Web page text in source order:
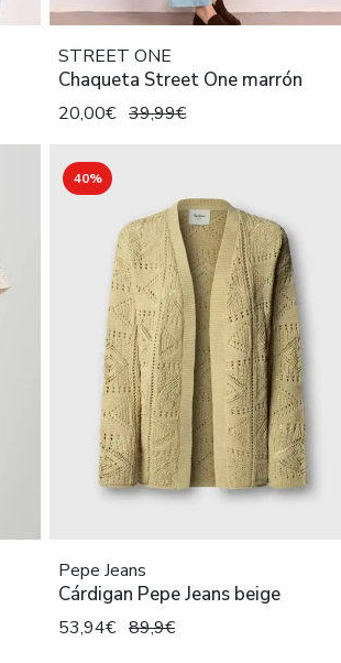
STREET ONE
Chaqueta Street One marrón
20,00€ 39,99€
40%
Pepe Jeans
Cárdigan Pepe Jeans beige
53,94€ 89,9€